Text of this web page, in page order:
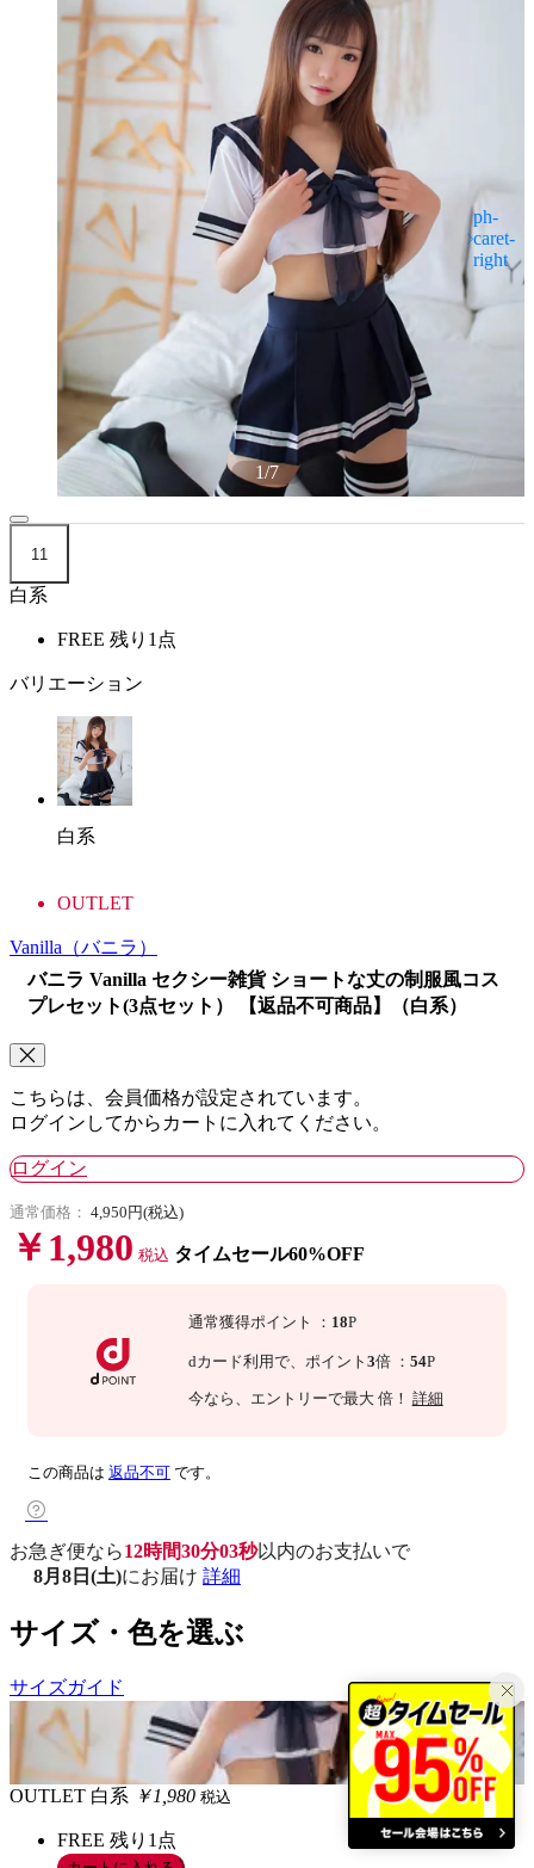
1/7
11
白系
FREE 残り1点
バリエーション
白系
OUTLET
Vanilla （バニラ）
バニラ Vanilla セクシー雑貨 ショートな丈の制服風コス
プレセット(3点セット） 【返品不可商品】（白系）
こちらは、会員価格が設定されています。
ログインしてからカートに入れてください。
ログイン
通常価格： 4,950円(税込)
￥1,980 税込 タイムセール60%OFF
通常獲得ポイント ： 18P
dカード利用で、 ポイント 3倍 ： 54P
今なら 、エントリーで最大 倍！ 詳細
この商品は 返品不可 です。
お急ぎ便なら12時間30分02秒以内のお支払いで
8月8日(土)にお届け 詳細
サイズ・色を選ぶ
サイズガイド
OUTLET 白系 ￥1,980 税込
FREE 残り1点